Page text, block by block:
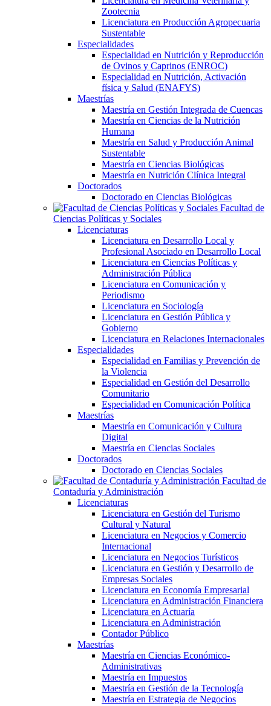
Zootecnia
Licenciatura en Producción Agropecuaria
Sustentable
Especialidades
Especialidad en Nutrición y Reproducción
de Ovinos y Caprinos (ENROC)
Especialidad en Nutrición, Activación
física y Salud (ENAFYS)
Maestrías
Maestría en Gestión Integrada de Cuencas
Maestría en Ciencias de la Nutrición
Humana
Maestría en Salud y Producción Animal
Sustentable
Maestría en Ciencias Biológicas
Maestría en Nutrición Clínica Integral
Doctorados
Doctorado en Ciencias Biológicas
Facultad de
Ciencias Políticas y Sociales
Licenciaturas
Licenciatura en Desarrollo Local y
Profesional Asociado en Desarrollo Local
Licenciatura en Ciencias Políticas y
Administración Pública
Licenciatura en Comunicación y
Periodismo
Licenciatura en Sociología
Licenciatura en Gestión Pública y
Gobierno
Licenciatura en Relaciones Internacionales
Especialidades
Especialidad en Familias y Prevención de
la Violencia
Especialidad en Gestión del Desarrollo
Comunitario
Especialidad en Comunicación Política
Maestrías
Maestría en Comunicación y Cultura
Digital
Maestría en Ciencias Sociales
Doctorados
Doctorado en Ciencias Sociales
Facultad de
Contaduría y Administración
Licenciaturas
Licenciatura en Gestión del Turismo
Cultural y Natural
Licenciatura en Negocios y Comercio
Internacional
Licenciatura en Negocios Turísticos
Licenciatura en Gestión y Desarrollo de
Empresas Sociales
Licenciatura en Economía Empresarial
Licenciatura en Administración Financiera
Licenciatura en Actuaría
Licenciatura en Administración
Contador Público
Maestrías
Maestría en Ciencias Económico-
Administrativas
Maestría en Impuestos
Maestría en Gestión de la Tecnología
Maestría en Estrategia de Negocios